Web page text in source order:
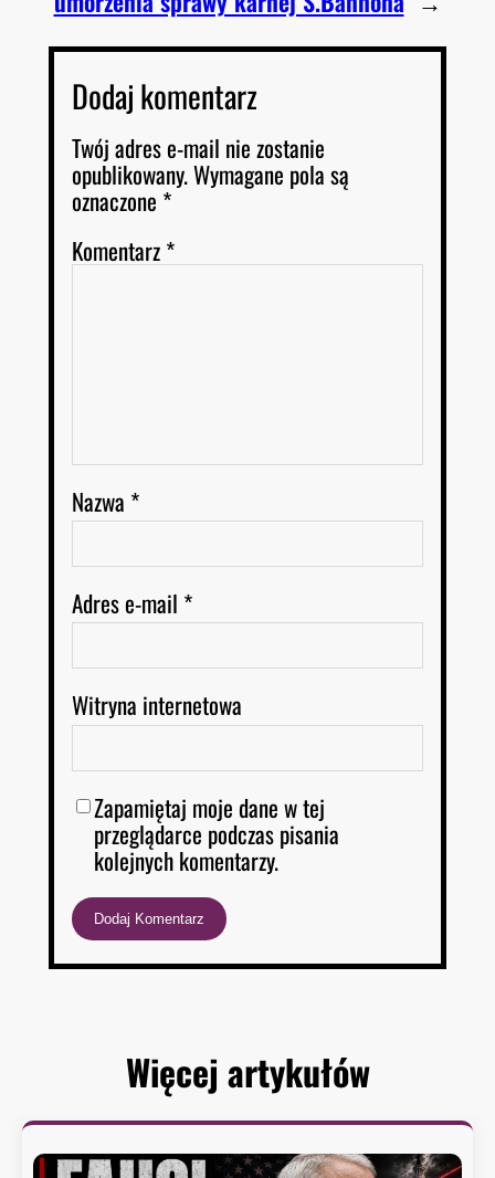
Dodaj komentarz
Twój adres e-mail nie zostanie
opublikowany.Wymagane pola są
oznaczone *
Komentarz*
Nazwa *
Adres e-mail *
Witryna internetowa
Zapamiętaj moje dane w tej
przeglądarce podczas pisania
kolejnych komentarzy.
Więcej artykułów